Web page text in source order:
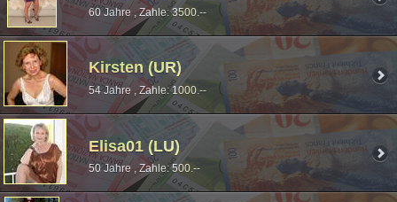
60 Jahre , Zahle: 3500.--
Kirsten (UR)
54 Jahre , Zahle: 1000.--
Elisa01 (LU)
50 Jahre , Zahle: 500.--